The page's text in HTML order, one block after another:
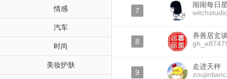
情感
汽车
时尚
美妆护肤
7
闹闹每日
8
养善居玄
9
走进天秤